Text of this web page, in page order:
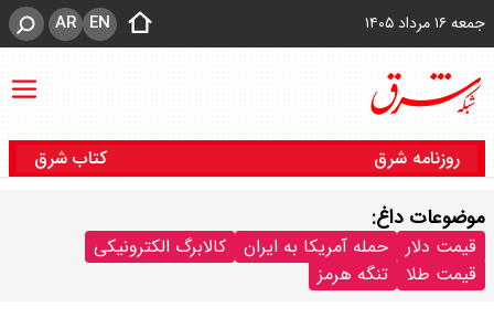
جمعه ۱۶ مرداد ۱۴۰۵ EN
AR
روزنامه شرق کتاب شرق
موضوعات داغ:
قیمت دلار حمله آمریکا به ایران
کالابرگ الکترونیکی
قیمت طلا
تنگه هرمز